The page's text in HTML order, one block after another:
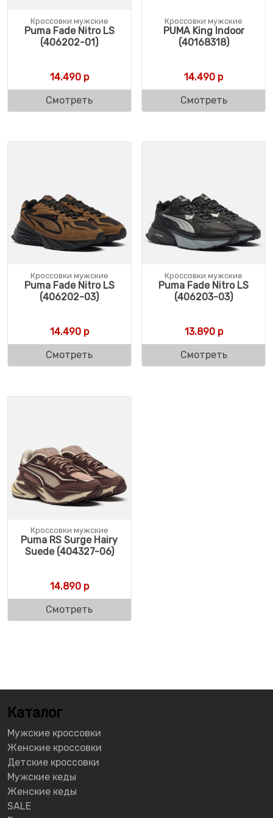
Кроссовки мужские
Puma Fade Nitro LS
(406202-01)
14.490р
Смотреть
Кроссовки мужские
PUMA King Indoor
(40168318)
14.490 р
Смотреть
Кроссовки мужские
Puma Fade Nitro LS
(406202-03)
14.490р
Смотреть
Кроссовки мужские
Puma Fade Nitro LS
(406203-03)
13.890р
Смотреть
Кроссовки мужские
Puma RS Surge Hairy
Suede (404327-06)
14.890р
Смотреть
Каталог
Мужские кроссовки
Женские кроссовки
Детские кроссовки
Мужские кеды
Женские кеды
SALE